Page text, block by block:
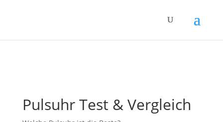
Pulsuhr Test & Vergleich